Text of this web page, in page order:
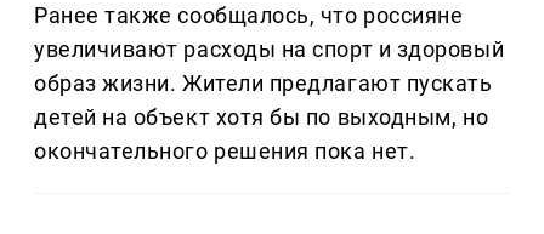
Ранее также сообщалось, что россияне
увеличивают расходы на спорт и здоровый
образ жизни. Жители предлагают пускать
детей на объект хотя бы по выходным, но
окончательного решения пока нет.